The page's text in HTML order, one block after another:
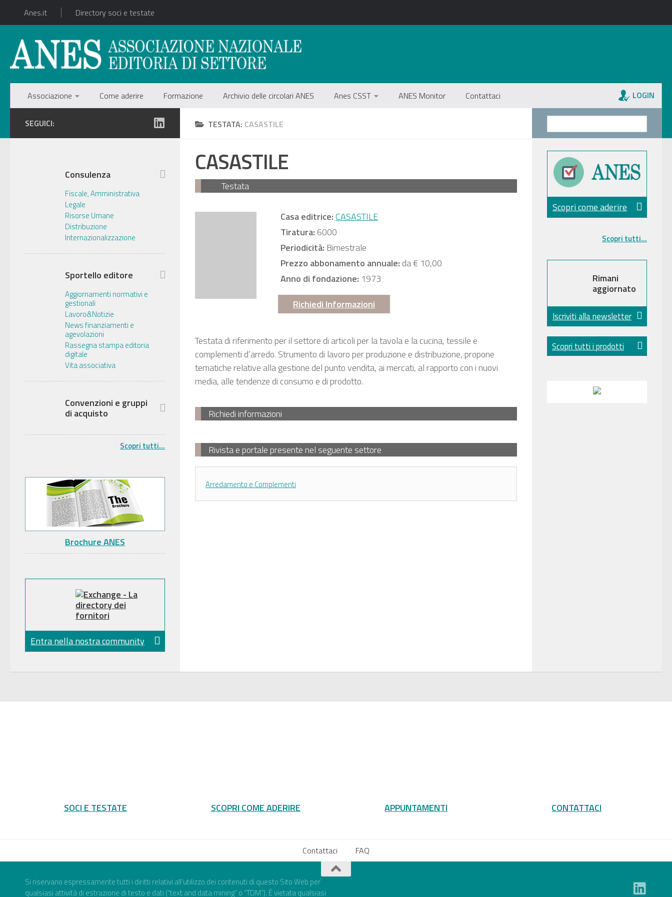
Anes.it Directory soci e testate
LOGIN
Associazione Come aderire Formazione Archivio delle circolari ANES Anes CSST ANES Monitor Contattaci
TESTATA: CASASTILE
CASASTILE
Testata
Casa editrice:CASASTILE
Tiratura: 6000
Periodicità: Bimestrale
Prezzo abbonamento annuale: da € 10,00
Anno di fondazione: 1973
Richiedi Informazioni
Testata di riferimento per il settore di articoli per la tavola e la cucina, tessile e
complementi d’arredo. Strumento di lavoro per produzione e distribuzione, propone
tematiche relative alla gestione del punto vendita, ai mercati, al rapporto con i nuovi
media, alle tendenze di consumo e di prodotto.
Richiedi informazioni
Rivista e portale presente nel seguente settore
Arredamento e Complementi
SEGUICI:
Consulenza
Fiscale, Amministrativa
Legale
Risorse Umane
Distribuzione
Internazionalizzazione
Sportello editore
Aggiornamenti normativi e
gestionali
Lavoro&Notizie
News finanziamenti e
agevolazioni
Rassegna stampa editoria
digitale
Vita associativa
Convenzioni e gruppi
di acquisto
Scopri tutti...
Brochure ANES
Entra nella nostra community
Scopri come aderire
Scopri tutti...
Rimani
aggiornato
Iscriviti alla newsletter
Scopri tutti i prodotti
SOCI E TESTATE SCOPRI COME ADERIRE APPUNTAMENTI CONTATTACI
Contattaci FAQ
Si riservano espressamente tutti i diritti relativi all’utilizzo dei contenuti di questo Sito Web per
qualsiasi attività di estrazione di testo e dati (“text and data mining” o “TDM”). È vietata qualsiasi